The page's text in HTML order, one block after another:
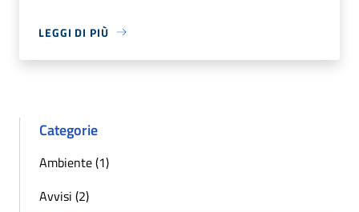
LEGGI DI PIÙ
Categorie
Ambiente (1)
Avvisi (2)